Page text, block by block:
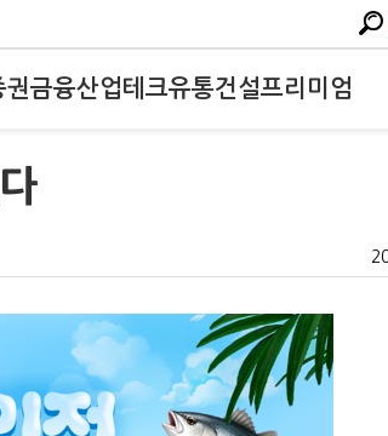
권금융산업테크유통건설프리미엄